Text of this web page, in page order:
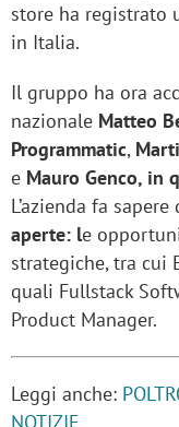
store ha registrato
in Italia.
Il gruppo ha ora
nazionale Matteo
Programmatic,
e Mauro Genco, in
L’azienda fa
aperte: le
strategiche, tra cui
quali Fullstack
Product Manager.
Leggi anche: